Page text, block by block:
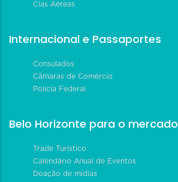
Cias Aéreas
Internacional e Passaportes
Consulados
Câmaras de Comércio
Polícia Federal
Belo Horizonte para o mercado
Trade Turístico
Calendário Anual de Eventos
Doação de mídias